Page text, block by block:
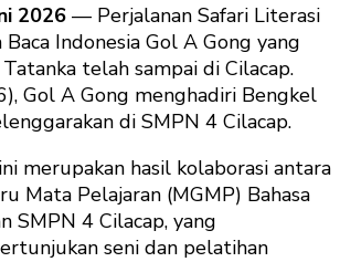
2026 — Perjalanan Safari Literasi
Indonesia Gol A Gong yang
telah sampai di Cilacap.
Gol A Gong menghadiri Bengkel
di SMPN 4 Cilacap.
merupakan hasil kolaborasi antara
Mata Pelajaran (MGMP) Bahasa
SMPN 4 Cilacap, yang
seni dan pelatihan